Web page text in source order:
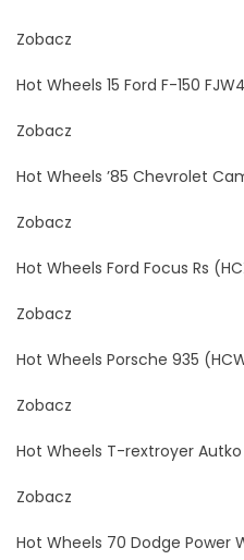
Zobacz
Hot Wheels 15 Ford F-150
Zobacz
Hot Wheels ’85 Chevrolet
Zobacz
Hot Wheels Ford Focus Rs
Zobacz
Hot Wheels Porsche 935
Zobacz
Hot Wheels T-rextroyer Autko
Zobacz
Hot Wheels 70 Dodge Power